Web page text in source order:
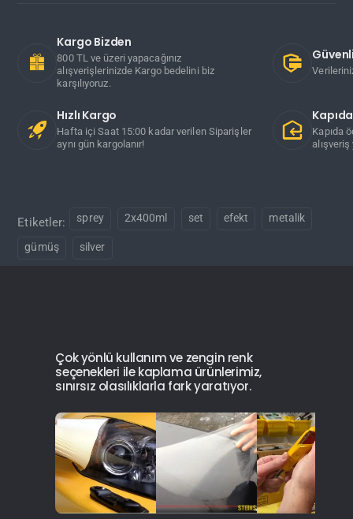
Kargo Bizden
800 TL ve üzeri yapacağınız
alışverişlerinizde Kargo bedelini biz
karşılıyoruz.
Hızlı Kargo
Hafta içi Saat 15:00 kadar verilen Siparişler
aynı gün kargolanır!
Kapıda
Etiketler: sprey 2x400ml set efekt metalik
gümüş silver
Çok yönlü kullanım ve zengin renk
seçenekleri ile kaplama ürünlerimiz,
sınırsız olasılıklarla fark yaratıyor.